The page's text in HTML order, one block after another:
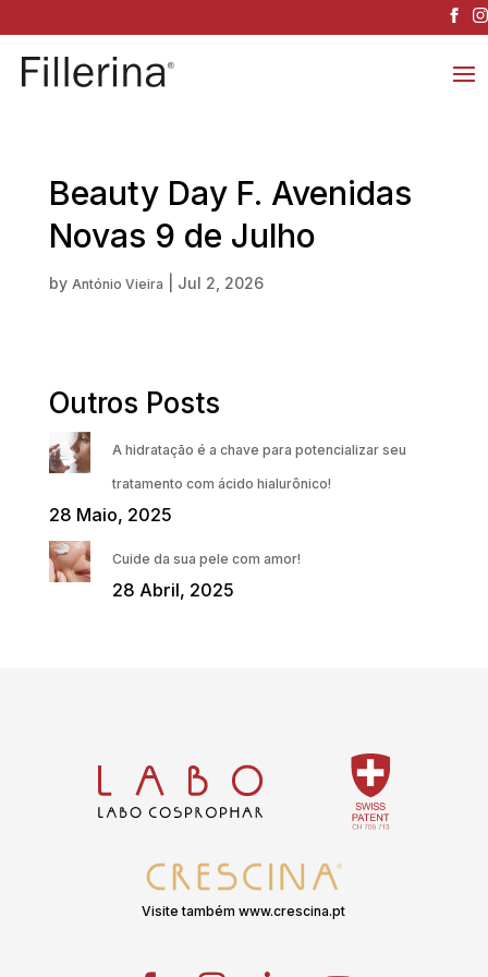
Beauty Day F. Avenidas
Novas 9 de Julho
by António Vieira Jul 2, 2026
Outros Posts
A hidratação é a chave para potencializar seu
tratamento com ácido hialurônico!
28 Maio, 2025
Cuide da sua pele com amor!
28 Abril, 2025
Visite também www.crescina.pt